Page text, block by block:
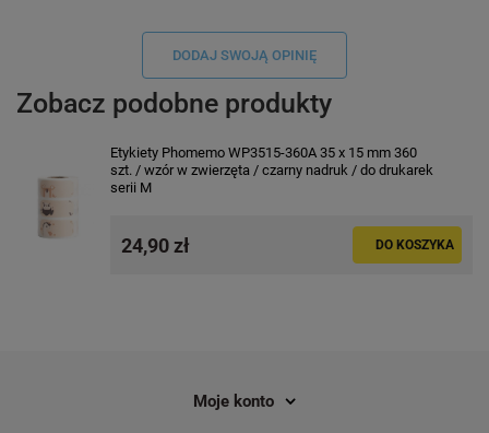
DODAJ SWOJĄ OPINIĘ
Zobacz podobne produkty
Etykiety Phomemo WP3515-360A 35 x 15 mm 360
szt. / wzór w zwierzęta / czarny nadruk / do drukarek
serii M
24,90 zł DO KOSZYKA
Moje konto